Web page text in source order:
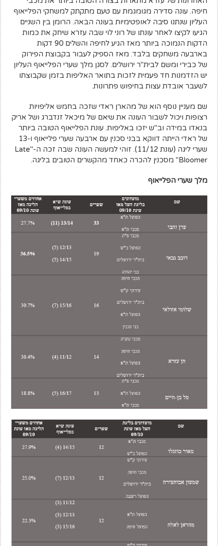
חיפה. עונה סדירה מגומגמת עם טעם מתקתק למשחקי הפלייאוף
העליון שנתנו סיבה לאופטימיות בעונה הבאה. הרומן בין השניים
הגיעו לקיצו לאחר עונתו של רוני לוי שבה עזרא שיחק את כמות
הדקות הנמוכה ביותר מאז הגיע לחיפה והשלים 90 דקות
בארבעה משחקים בלבד. מאז הספיק לעבור בקבוצת הפירוק
של כבירי ומשם לבית"ר ירושלים. לסגן מלך שערי הפלייאוף העליון
יש הזדמנות חד פעמית לזכות בתואר האליפות בזמן שקבוצתו
לשעבר אובדת עצות בחיפוש פתרונות.
שם מעניין נוסף הוא של מהארן ראדי שזכה בחמש אליפויות
רצופות ויכול לשבור העונה את שיאם של מיכאל זנדברג ושל אריק
בנאדו במידה וב"ש יזכו באליפות. עונת הפלייאוף הטובה ביותר
של ראדי הייתה דווקא בבני סכנין עם ארבעה שערי פלייאוף ו-13
שערי ליגה (עונת 11/12). זוהי למעשה העונה שבה זכה ה-"Late
Bloomer" מסכנין להכרה כאחד מהקשרים הטובים בליגה.
מלך שערי הפלייאוף